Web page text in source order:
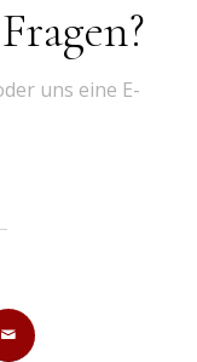
uns eine E-